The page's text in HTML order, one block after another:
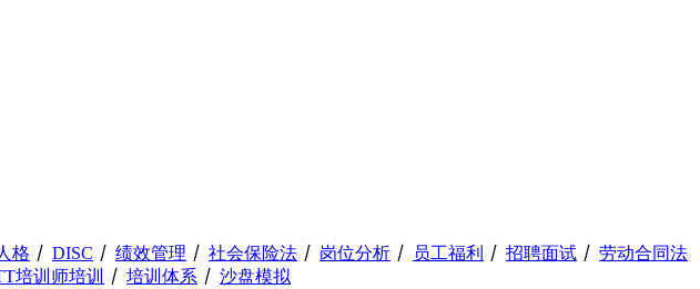
格 丨 DISC 丨 绩效管理 丨 社会保险法 丨 岗位分析 丨 员工福利 丨 招聘面试 丨 劳动合同法
培训师培训 丨 培训体系 丨 沙盘模拟